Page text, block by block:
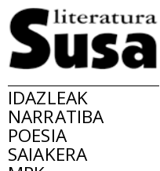
IDAZLEAK
NARRATIBA
POESIA
SAIAKERA